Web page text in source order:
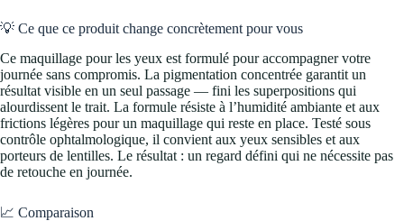
💡 Ce que ce produit change concrètement pour vous
Ce maquillage pour les yeux est formulé pour accompagner votre
journée sans compromis. La pigmentation concentrée garantit un
résultat visible en un seul passage — fini les superpositions qui
alourdissent le trait. La formule résiste à l’humidité ambiante et aux
frictions légères pour un maquillage qui reste en place. Testé sous
contrôle ophtalmologique, il convient aux yeux sensibles et aux
porteurs de lentilles. Le résultat : un regard défini qui ne nécessite pas
de retouche en journée.
📈 Comparaison